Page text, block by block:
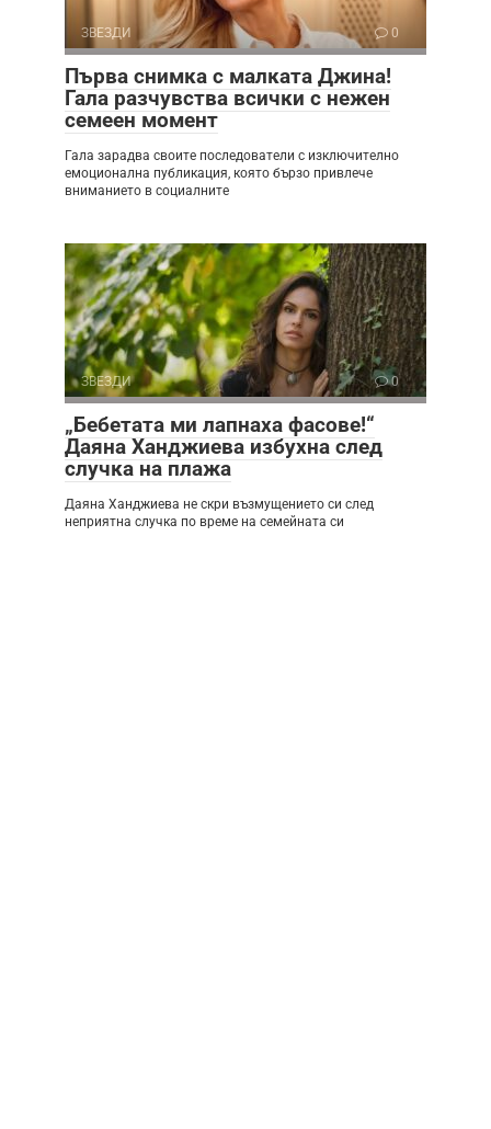
ЗВЕЗДИ 0
Първа снимка с малката Джина!
Гала разчувства всички с нежен
семеен момент
Гала зарадва своите последователи с изключително
емоционална публикация, която бързо привлече
вниманието в социалните
ЗВЕЗДИ 0
„Бебетата ми лапнаха фасове!“
Даяна Ханджиева избухна след
случка на плажа
Даяна Ханджиева не скри възмущението си след
неприятна случка по време на семейната си